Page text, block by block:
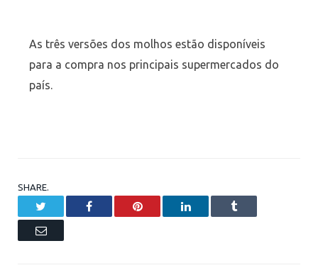
As três versões dos molhos estão disponíveis
para a compra nos principais supermercados do
país.
SHARE.
Facebook Pinterest LinkedIn Tumblr
Email